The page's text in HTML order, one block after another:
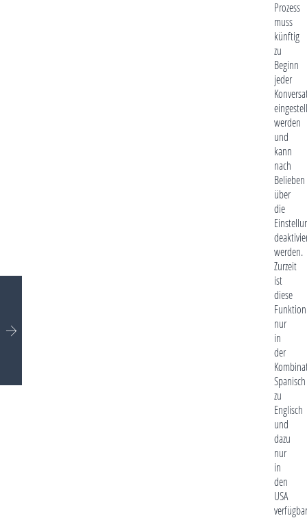
Prozess
muss
künftig
zu
Beginn
jeder
werden
und
kann
nach
Belieben
über
die
werden.
Zurzeit
ist
diese
Funktion
nur
in
der
Spanisch
zu
Englisch
und
dazu
nur
in
den
USA